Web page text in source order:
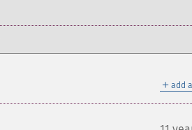
＋ add